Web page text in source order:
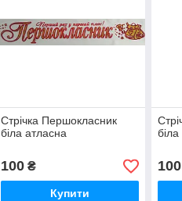
Стрічка Першокласник
біла атласна
100₴
Купити
100